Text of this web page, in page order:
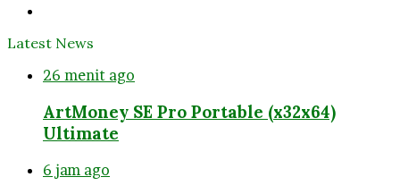
Latest News
26 menit ago
ArtMoney SE Pro Portable (x32x64)
Ultimate
6 jam ago